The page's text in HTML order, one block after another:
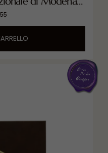
in Ciliegio
DOP